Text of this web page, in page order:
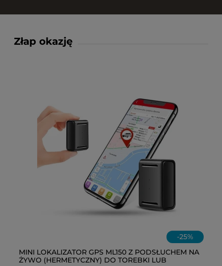
Złap okazję
-25%
MINI LOKALIZATOR GPS ML150 Z PODSŁUCHEM NA
ŻYWO (HERMETYCZNY) DO TOREBKI LUB